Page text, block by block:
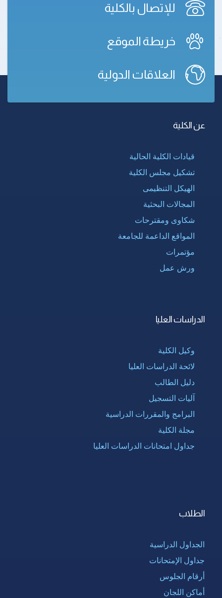
للإتصال بالكلية
خريطة الموقع
العلاقات الدولية
عن الكلية
قيادات الكلية الحالية
تشكيل مجلس الكلية
الهيكل التنظيمى
المجالات البحثية
شكاوى ومقترحات
المواقع الداعمة للجامعة
مؤتمرات
ورش عمل
الدراسات العليا
وكيل الكلية
لائحة الدراسات العليا
دليل الطالب
آليات التسجيل
البرامج والمقررات الدراسية
مجلة الكلية
جداول امتحانات الدراسات العليا
الطلاب
الجداول الدراسية
جداول الإمتحانات
أرقام الجلوس
أماكن اللجان